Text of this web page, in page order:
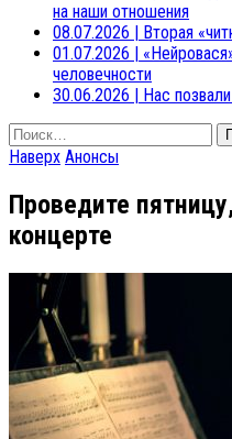
на наши отношения
08.07.2026 | Вторая
01.07.2026 |
человечности
30.06.2026 | Нас
Найти:
Наверх Анонсы
Проведите
концерте